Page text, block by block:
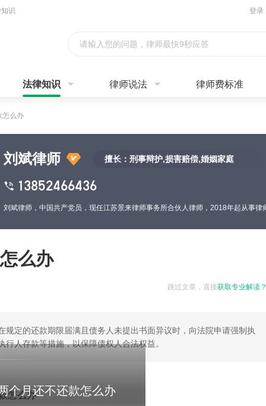
识 登录
请输入您的问题，律师最快9秒应答
法律知识 律师说法 律师费标准
怎么办
刘斌律师 擅长：刑事辩护,损害赔偿,婚姻家庭
13852466436
么办
跳过文章，直接获取专业解读？
定的还款期限届满且债务人未提出书面异议时，向法院申请强制执
人存款等措施，以保障债权人合法权益。
个月还不还款怎么办